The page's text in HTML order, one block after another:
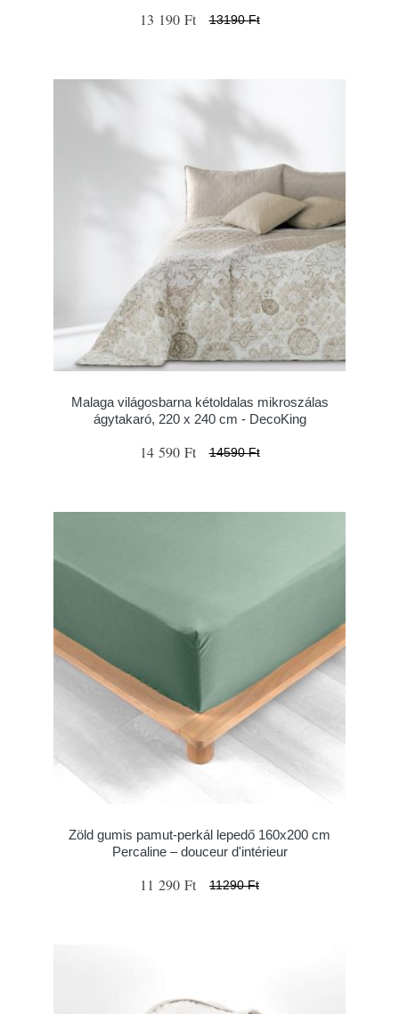
13 190 Ft 13190 Ft
Malaga világosbarna kétoldalas mikroszálas
ágytakaró, 220 x 240 cm - DecoKing
14 590 Ft 14590 Ft
Zöld gumis pamut-perkál lepedő 160x200 cm
Percaline – douceur d'intérieur
11 290 Ft 11290 Ft